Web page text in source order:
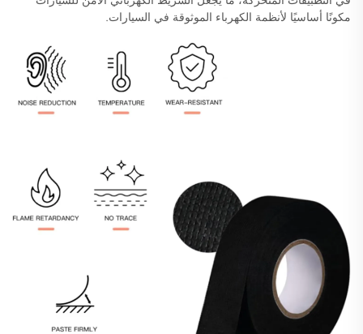
مكونًا أساسيًا لأنظمة الكهرباء الموثوقة في السيارات.